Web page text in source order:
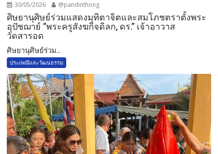
30/05/2026 @pandinthong
ศิษยานุศิษย์ร่วมแสดงมุทิตาจิตและสมโภชตราตั้งพระ
อุปัชฌาย์ “พระครูสังฆกิจดิลก, ดร.” เจ้าอาวาส
วัดสารอด
ศิษยานุศิษย์ร่วม...
ประเพณีและวัฒนธรรม